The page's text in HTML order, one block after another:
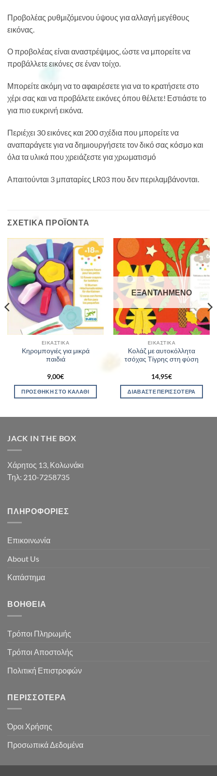
Προβολέας ρυθμιζόμενου ύψους για αλλαγή μεγέθους
εικόνας.
Ο προβολέας είναι αναστρέψιμος, ώστε να μπορείτε να
προβάλλετε εικόνες σε έναν τοίχο.
Μπορείτε ακόμη να το αφαιρέσετε για να το κρατήσετε στο
χέρι σας και να προβάλετε εικόνες όπου θέλετε! Εστιάστε το
για πιο ευκρινή εικόνα.
Περιέχει 30 εικόνες και 200 ​​σχέδια που μπορείτε να
αναπαράγετε για να δημιουργήσετε τον δικό σας κόσμο και
όλα τα υλικά που χρειάζεστε για χρωματισμό
Απαιτούνται 3 μπαταρίες LR03 που δεν περιλαμβάνονται.
ΣΧΕΤΙΚΆ ΠΡΟΪΌΝΤΑ
ΕΙΚΑΣΤΙΚΆ
Κηρομπογιές για μικρά
παιδιά
9,00€
ΠΡΟΣΘΉΚΗ ΣΤΟ ΚΑΛΆΘΙ
ΕΞΑΝΤΛΗΜΈΝΟ
ΕΙΚΑΣΤΙΚΆ
Κολάζ με αυτοκόλλητα
τσόχας Τίγρης στη φύση
14,95€
ΔΙΑΒΆΣΤΕ ΠΕΡΙΣΣΌΤΕΡΑ
JACK IN THE BOX
Χάρητος 13, Κολωνάκι
Τηλ: 210-7258735
ΠΛΗΡΟΦΟΡΊΕΣ
Επικοινωνία
About Us
Κατάστημα
ΒΟΉΘΕΙΑ
Τρόποι Πληρωμής
Τρόποι Αποστολής
Πολιτική Επιστροφών
ΠΕΡΙΣΣΌΤΕΡΑ
Όροι Χρήσης
Προσωπικά Δεδομένα